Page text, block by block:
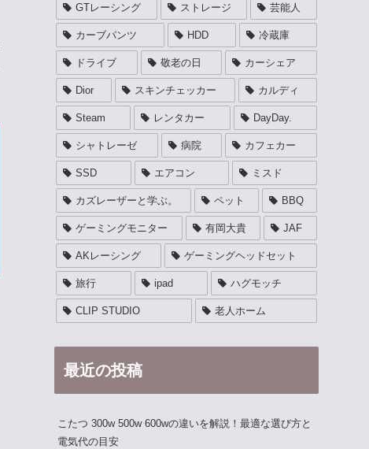
GTレーシング ストレージ 芸能人
カーブパンツ HDD 冷蔵庫
ドライブ 敬老の日 カーシェア
Dior スキンチェッカー カルディ
Steam レンタカー DayDay.
シャトレーゼ 病院 カフェカー
SSD エアコン ミスド
カズレーザーと学ぶ。 ペット BBQ
ゲーミングモニター 有岡大貴 JAF
AKレーシング ゲーミングヘッドセット
旅行 ipad ハグモッチ
CLIP STUDIO 老人ホーム
最近の投稿
こたつ 300w 500w 600wの違いを解説！最適な選び方と
電気代の目安